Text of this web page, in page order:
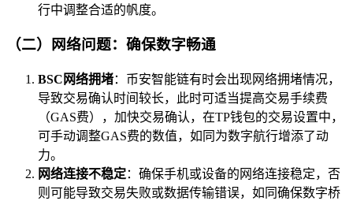
行中调整合适的帆度。
（二）网络问题：确保数字畅通
BSC网络拥堵：币安智能链有时会出现网络拥堵情况，
导致交易确认时间较长，此时可适当提高交易手续费
（GAS费），加快交易确认，在TP钱包的交易设置中，
可手动调整GAS费的数值，如同为数字航行增添了动
力。
网络连接不稳定：确保手机或设备的网络连接稳定，否
则可能导致交易失败或数据传输错误，如同确保数字桥